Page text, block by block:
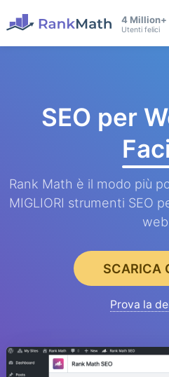
4 Million+
Utenti felici
SEO per
Rank Math è il modo più
MIGLIORI strumenti SEO
SCARICA
Prova la